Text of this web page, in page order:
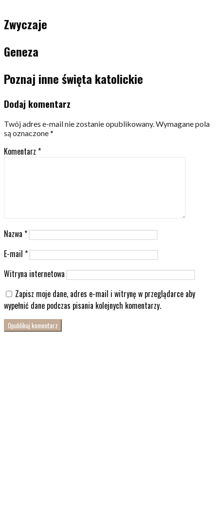
Zwyczaje
Geneza
Poznaj inne święta katolickie
Dodaj komentarz
Twój adres e-mail nie zostanie opublikowany.Wymagane pola
są oznaczone*
Komentarz *
Nazwa *
E-mail *
Witryna internetowa
Zapisz moje dane, adres e-mail i witrynę w przeglądarce aby
wypełnić dane podczas pisania kolejnych komentarzy.